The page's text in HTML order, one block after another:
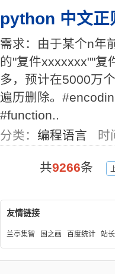
python 中文正
需求：由于某个n年
的"复件xxxxxxx""复
多，预计在5000万
遍历删除。
#function..
分类： 编程语言 时
共9266条
友情链接
兰亭集智 国之画 百度统计 站